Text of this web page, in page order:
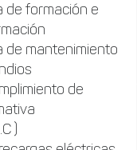
de formación e
de mantenimiento
de
)